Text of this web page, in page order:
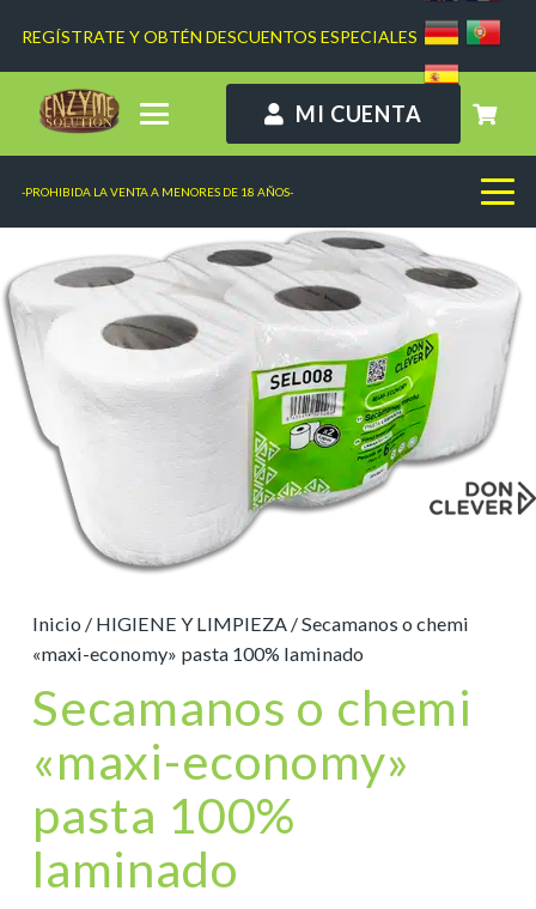
REGÍSTRATE Y OBTÉN DESCUENTOS ESPECIALES
MI CUENTA
-PROHIBIDA LA VENTA A MENORES DE 18 AÑOS-
Inicio / HIGIENE Y LIMPIEZA / Secamanos o chemi
«maxi-economy» pasta 100% laminado
Secamanos o chemi
«maxi-economy»
pasta 100%
laminado